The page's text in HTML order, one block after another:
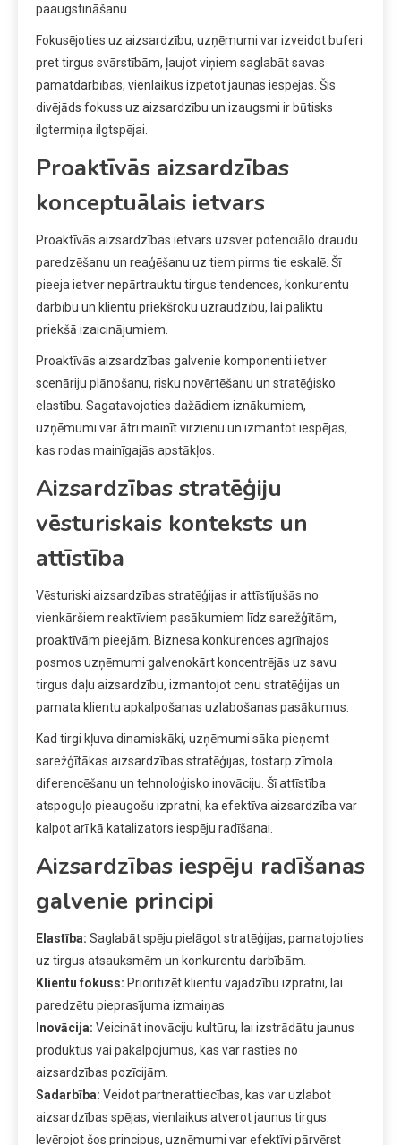
paaugstināšanu.
Fokusējoties uz aizsardzību, uzņēmumi var izveidot buferi
pret tirgus svārstībām, ļaujot viņiem saglabāt savas
pamatdarbības, vienlaikus izpētot jaunas iespējas. Šis
divējāds fokuss uz aizsardzību un izaugsmi ir būtisks
ilgtermiņa ilgtspējai.
Proaktīvās aizsardzības
konceptuālais ietvars
Proaktīvās aizsardzības ietvars uzsver potenciālo draudu
paredzēšanu un reaģēšanu uz tiem pirms tie eskalē. Šī
pieeja ietver nepārtrauktu tirgus tendences, konkurentu
darbību un klientu priekšroku uzraudzību, lai paliktu
priekšā izaicinājumiem.
Proaktīvās aizsardzības galvenie komponenti ietver
scenāriju plānošanu, risku novērtēšanu un stratēģisko
elastību. Sagatavojoties dažādiem iznākumiem,
uzņēmumi var ātri mainīt virzienu un izmantot iespējas,
kas rodas mainīgajās apstākļos.
Aizsardzības stratēģiju
vēsturiskais konteksts un
attīstība
Vēsturiski aizsardzības stratēģijas ir attīstījušās no
vienkāršiem reaktīviem pasākumiem līdz sarežģītām,
proaktīvām pieejām. Biznesa konkurences agrīnajos
posmos uzņēmumi galvenokārt koncentrējās uz savu
tirgus daļu aizsardzību, izmantojot cenu stratēģijas un
pamata klientu apkalpošanas uzlabošanas pasākumus.
Kad tirgi kļuva dinamiskāki, uzņēmumi sāka pieņemt
sarežģītākas aizsardzības stratēģijas, tostarp zīmola
diferencēšanu un tehnoloģisko inovāciju. Šī attīstība
atspoguļo pieaugošu izpratni, ka efektīva aizsardzība var
kalpot arī kā katalizators iespēju radīšanai.
Aizsardzības iespēju radīšanas
galvenie principi
Elastība: Saglabāt spēju pielāgot stratēģijas, pamatojoties
uz tirgus atsauksmēm un konkurentu darbībām.
Klientu fokuss: Prioritizēt klientu vajadzību izpratni, lai
paredzētu pieprasījuma izmaiņas.
Inovācija: Veicināt inovāciju kultūru, lai izstrādātu jaunus
produktus vai pakalpojumus, kas var rasties no
aizsardzības pozīcijām.
Sadarbība: Veidot partnerattiecības, kas var uzlabot
aizsardzības spējas, vienlaikus atverot jaunus tirgus.
Ievērojot šos principus, uzņēmumi var efektīvi pārvērst